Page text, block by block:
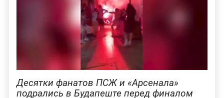
Десятки фанатов ПСЖ и «Арсенала»
подрались в Будапеште перед финалом